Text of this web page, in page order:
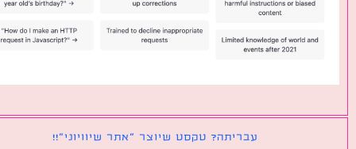
עבריתה? טקסט שיוצר ״אתר שיוויוני״!!